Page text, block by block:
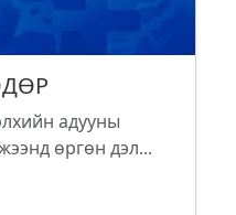
адууны
өргөн дэл...